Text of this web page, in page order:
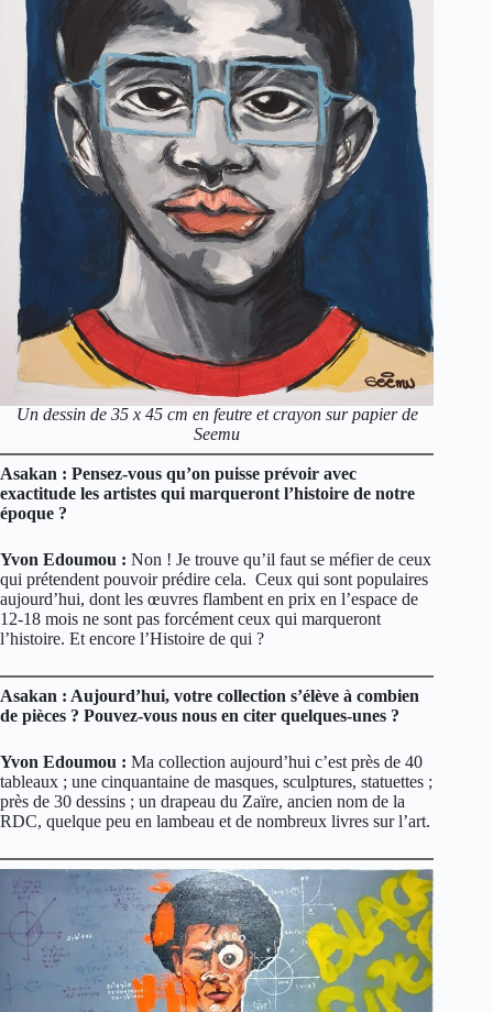
Un dessin de 35 x 45 cm en feutre et crayon sur papier de
Seemu
Asakan : Pensez-vous qu’on puisse prévoir avec
exactitude les artistes qui marqueront l’histoire de notre
époque ?
Yvon Edoumou : Non ! Je trouve qu’il faut se méfier de ceux
qui prétendent pouvoir prédire cela. Ceux qui sont populaires
aujourd’hui, dont les œuvres flambent en prix en l’espace de
12-18 mois ne sont pas forcément ceux qui marqueront
l’histoire. Et encore l’Histoire de qui ?
Asakan : Aujourd’hui, votre collection s’élève à combien
de pièces ? Pouvez-vous nous en citer quelques-unes ?
Yvon Edoumou : Ma collection aujourd’hui c’est près de 40
tableaux ; une cinquantaine de masques, sculptures, statuettes ;
près de 30 dessins ; un drapeau du Zaïre, ancien nom de la
RDC, quelque peu en lambeau et de nombreux livres sur l’art.